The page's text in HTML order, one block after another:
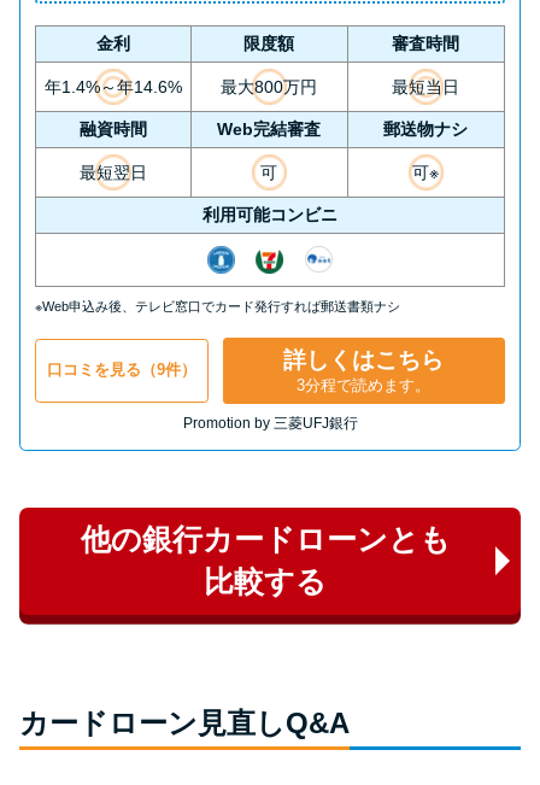
金利 限度額 審査時間
年1.4%～年14.6% 最大800万円 最短当日
融資時間 Web完結審査 郵送物ナシ
最短翌日 可 可※
利用可能コンビニ
※Web申込み後、テレビ窓口でカード発行すれば郵送書類ナシ
口コミを見る（9件） 詳しくはこちら
3分程で読めます。
Promotion by 三菱UFJ銀行
他の銀行カードローンとも
比較する
カードローン見直しQ&A